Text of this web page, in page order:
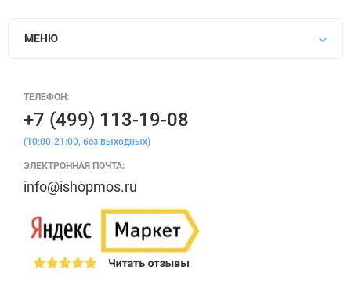
МЕНЮ
ТЕЛЕФОН:
+7 (499) 113-19-08
(10:00-21:00, без выходных)
ЭЛЕКТРОННАЯ ПОЧТА:
info@ishopmos.ru